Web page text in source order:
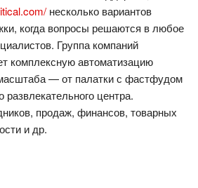
несколько вариантов
когда вопросы решаются в любое
Группа компаний
комплексную автоматизацию
— от палатки с фастфудом
развлекательного центра.
продаж, финансов, товарных
и др.